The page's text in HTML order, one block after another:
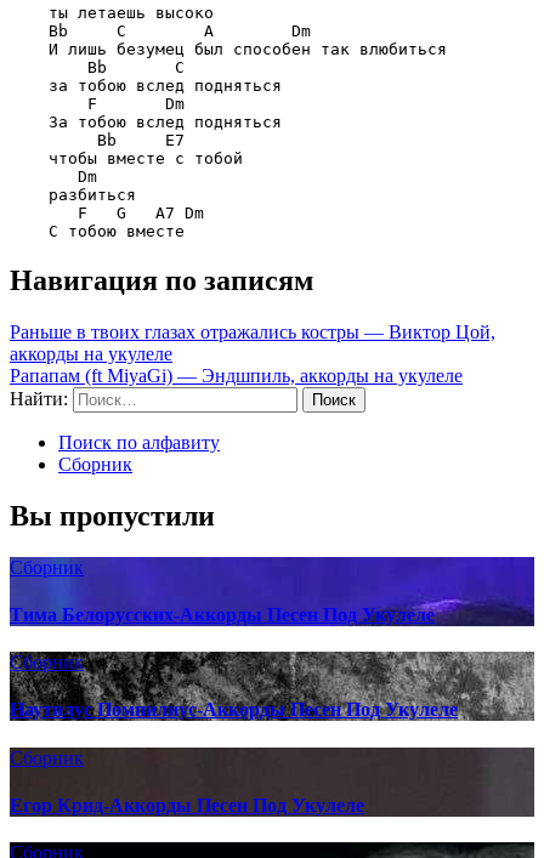
    ты летаешь высоко
Bb     C        A        Dm
    И лишь безумец был способен так влюбиться
Bb       C
    за тобою вслед подняться
F       Dm
    За тобою вслед подняться
Bb     E7
    чтобы вместе с тобой
Dm
    разбиться
F   G   A7 Dm
Навигация по записям
Раньше в твоих глазах отражались костры — Виктор Цой,
аккорды на укулеле
Рапапам (ft MiyaGi) — Эндшпиль, аккорды на укулеле
Найти:
Поиск по алфавиту
Сборник
Вы пропустили
Сборник
Тима Белорусских-Аккорды Песен Под Укулеле
Сборник
Наутилус Помпилиус-Аккорды Песен Под Укулеле
Сборник
Егор Крид-Аккорды Песен Под Укулеле
Сборник